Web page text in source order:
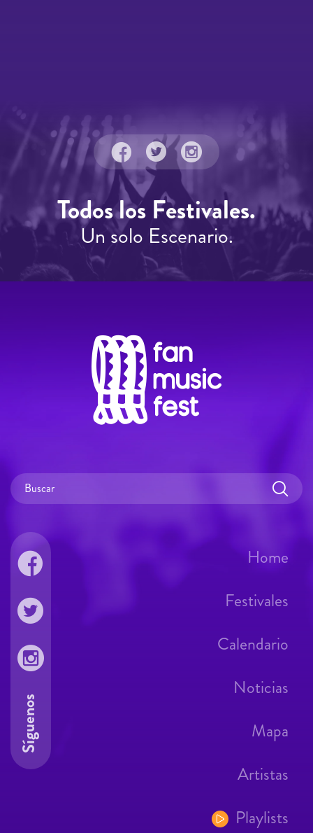
Todos los Festivales.
Un solo Escenario.
Home
Festivales
Calendario
Noticias
Mapa
Artistas
Playlists
Síguenos